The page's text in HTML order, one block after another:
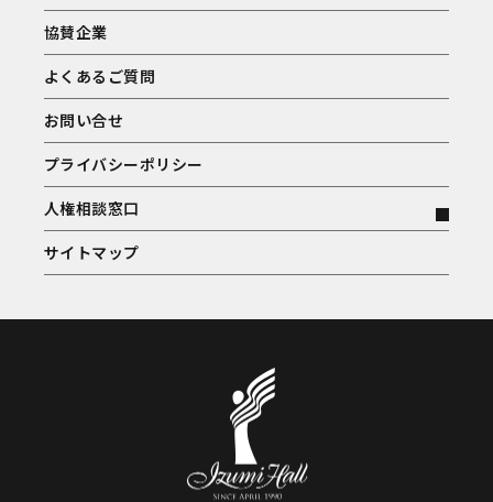
協賛企業
よくあるご質問
お問い合せ
プライバシーポリシー
人権相談窓口
サイトマップ